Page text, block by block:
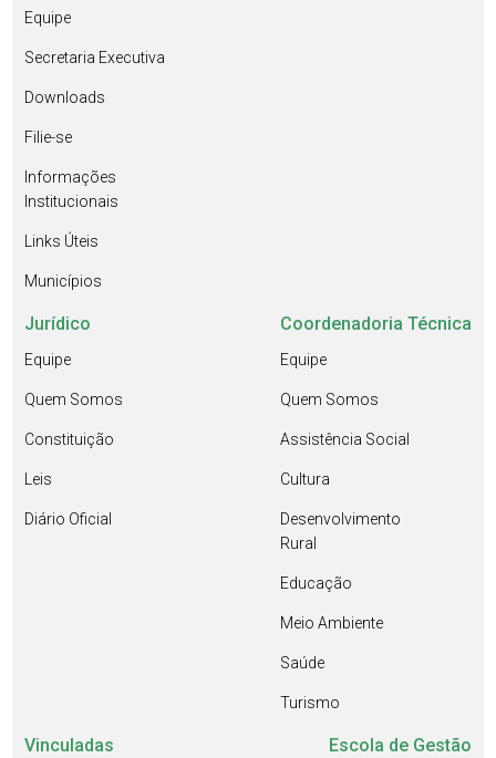
Equipe
Secretaria Executiva
Downloads
Filie-se
Informações
Institucionais
Links Úteis
Municípios
Jurídico
Equipe
Quem Somos
Constituição
Leis
Diário Oficial
Coordenadoria Técnica
Equipe
Quem Somos
Assistência Social
Cultura
Desenvolvimento
Rural
Educação
Meio Ambiente
Saúde
Turismo
Vinculadas Escola de Gestão